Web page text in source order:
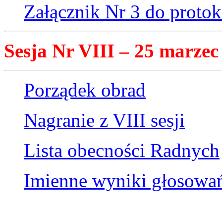
Załącznik Nr 3 do
Sesja Nr VIII – 25 marzec
Porządek obrad
Nagranie z VIII sesji
Lista obecności Radnych
Imienne wyniki